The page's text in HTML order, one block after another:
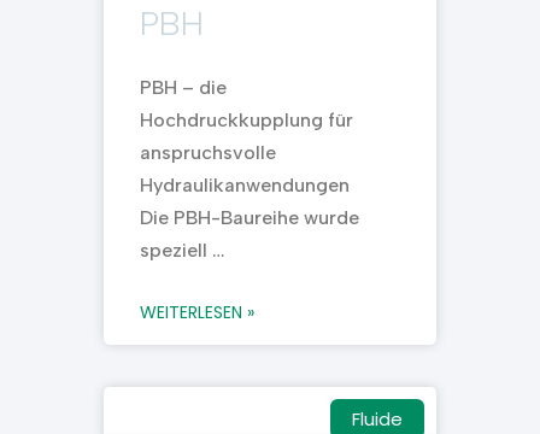
PBH
PBH – die
Hochdruckkupplung für
anspruchsvolle
Hydraulikanwendungen
Die PBH-Baureihe wurde
speziell …
WEITERLESEN »
Fluide